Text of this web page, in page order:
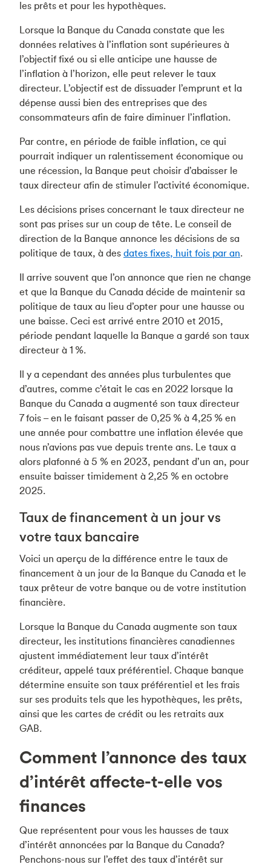
les prêts et pour les hypothèques.
Lorsque la Banque du Canada constate que les
données relatives à l’inflation sont supérieures à
l’objectif fixé ou si elle anticipe une hausse de
l’inflation à l’horizon, elle peut relever le taux
directeur. L’objectif est de dissuader l’emprunt et la
dépense aussi bien des entreprises que des
consommateurs afin de faire diminuer l’inflation.
Par contre, en période de faible inflation, ce qui
pourrait indiquer un ralentissement économique ou
une récession, la Banque peut choisir d’abaisser le
taux directeur afin de stimuler l’activité économique.
Les décisions prises concernant le taux directeur ne
sont pas prises sur un coup de tête. Le conseil de
direction de la Banque annonce les décisions de sa
politique de taux, à des dates fixes, huit fois par an.
Il arrive souvent que l’on annonce que rien ne change
et que la Banque du Canada décide de maintenir sa
politique de taux au lieu d’opter pour une hausse ou
une baisse. Ceci est arrivé entre 2010 et 2015,
période pendant laquelle la Banque a gardé son taux
directeur à 1 %.
Il y a cependant des années plus turbulentes que
d’autres, comme c’était le cas en 2022 lorsque la
Banque du Canada a augmenté son taux directeur
7 fois – en le faisant passer de 0,25 % à 4,25 % en
une année pour combattre une inflation élevée que
nous n’avions pas vue depuis trente ans. Le taux a
alors plafonné à 5 % en 2023, pendant d’un an, pour
ensuite baisser timidement à 2,25 % en octobre
2025.
Taux de financement à un jour vs
votre taux bancaire
Voici un aperçu de la différence entre le taux de
financement à un jour de la Banque du Canada et le
taux prêteur de votre banque ou de votre institution
financière.
Lorsque la Banque du Canada augmente son taux
directeur, les institutions financières canadiennes
ajustent immédiatement leur taux d’intérêt
créditeur, appelé taux préférentiel. Chaque banque
détermine ensuite son taux préférentiel et les frais
sur ses produits tels que les hypothèques, les prêts,
ainsi que les cartes de crédit ou les retraits aux
GAB.
Comment l’annonce des taux
d’intérêt affecte-t-elle vos
finances
Que représentent pour vous les hausses de taux
d’intérêt annoncées par la Banque du Canada?
Penchons-nous sur l’effet des taux d’intérêt sur